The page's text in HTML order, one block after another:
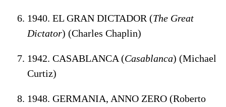
1940. EL GRAN DICTADOR (The Great
Dictator) (Charles Chaplin)
1942. CASABLANCA (Casablanca) (Michael
Curtiz)
1948. GERMANIA, ANNO ZERO (Roberto